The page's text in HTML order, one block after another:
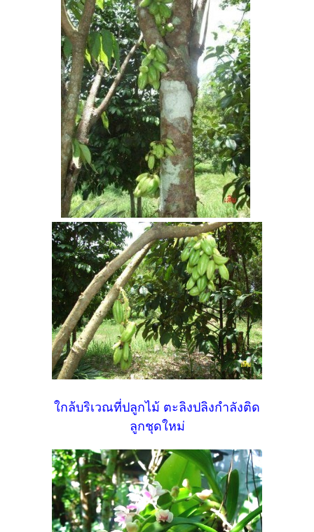
ใกล้บริเวณที่ปลูกไม้ ตะลิงปลิงกำลังติด
ลูกชุดใหม่